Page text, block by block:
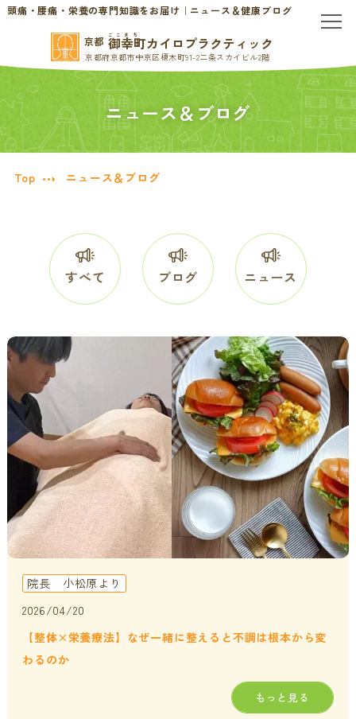
頭痛・腰痛・栄養の専門知識をお届け｜ニュース＆健康ブログ
京都 ごこまち
御幸町カイロプラクティック
京都府京都市中京区榎木町91-2二条スカイビル2階
TOP
当院のご案内
慢性的なお悩みの方へ
慢性的な頭痛・首こり
腰痛・ぎっくり腰
貧血・低血糖・疲れやすさ
オフィスワークの体の悩み
家事・育児でたまる体の疲れ
年齢とともに変わる体調サポート
血液検査でわかるあなたの健康サイン
患者様の声
分子栄養学/オーソモレキュラー
分子整合栄養医学／オーソモレキュラーとは
分子整合栄養医学／オーソモレキュラーの血液検査と栄養療法
の流れ
体調不良で異常無しといわれてしまうのは？
はじめての栄養相談はこちら
分子整合栄養医学を勉強したい方に
ニュース＆ブログ
採用情報
ニュース＆ブログ
Top ニュース＆ブログ
すべて ブログ ニュース
院長 小松原より
2026/04/20
【整体×栄養療法】なぜ一緒に整えると不調は根本から変
わるのか
もっと見る